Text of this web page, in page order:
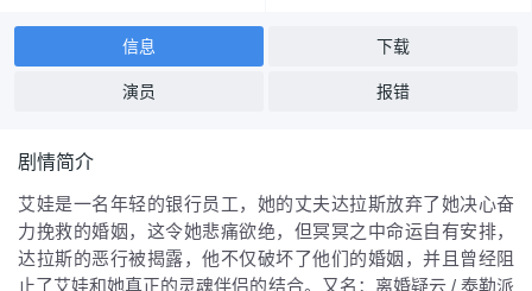
信息 下载
演员 报错
剧情简介
艾娃是一名年轻的银行员工，她的丈夫达拉斯放弃了她决心奋
力挽救的婚姻，这令她悲痛欲绝，但冥冥之中命运自有安排，
达拉斯的恶行被揭露，他不仅破坏了他们的婚姻，并且曾经阻
止了艾娃和她真正的灵魂伴侣的结合。又名：离婚疑云 / 泰勒派